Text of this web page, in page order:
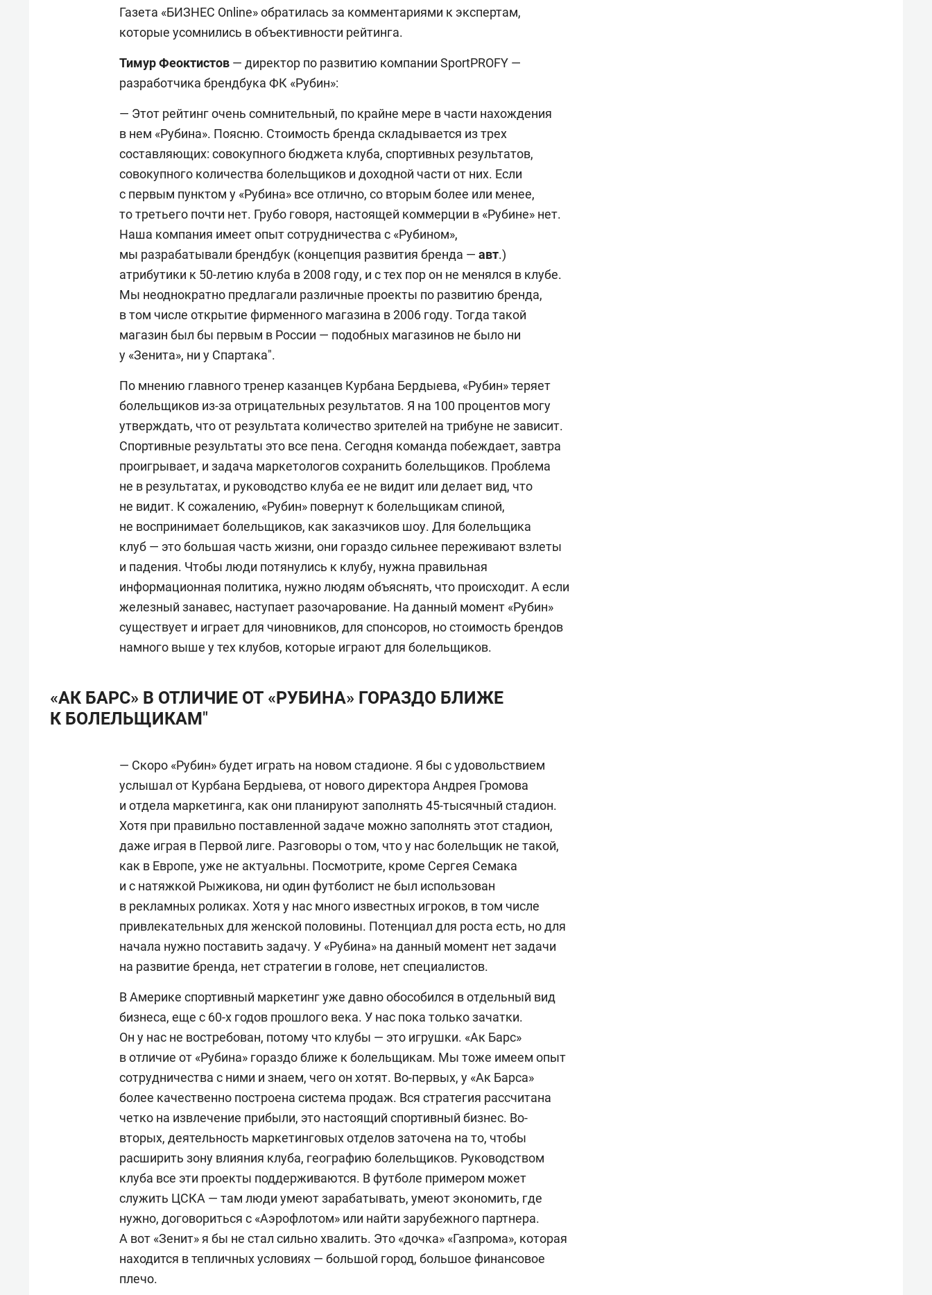
Газета «БИЗНЕС Online» обратилась за комментариями к экспертам,
которые усомнились в объективности рейтинга.
Тимур Феоктистов — директор по развитию компании SportPROFY —
разработчика брендбука ФК «Рубин»:
— Этот рейтинг очень сомнительный, по крайне мере в части нахождения
в нем «Рубина». Поясню. Стоимость бренда складывается из трех
составляющих: совокупного бюджета клуба, спортивных результатов,
совокупного количества болельщиков и доходной части от них. Если
с первым пунктом у «Рубина» все отлично, со вторым более или менее,
то третьего почти нет. Грубо говоря, настоящей коммерции в «Рубине» нет.
Наша компания имеет опыт сотрудничества с «Рубином»,
мы разрабатывали брендбук (концепция развития бренда — авт.)
атрибутики к 50-летию клуба в 2008 году, и с тех пор он не менялся в клубе.
Мы неоднократно предлагали различные проекты по развитию бренда,
в том числе открытие фирменного магазина в 2006 году. Тогда такой
магазин был бы первым в России — подобных магазинов не было ни
у «Зенита», ни у Спартака".
По мнению главного тренер казанцев Курбана Бердыева, «Рубин» теряет
болельщиков из-за отрицательных результатов. Я на 100 процентов могу
утверждать, что от результата количество зрителей на трибуне не зависит.
Спортивные результаты это все пена. Сегодня команда побеждает, завтра
проигрывает, и задача маркетологов сохранить болельщиков. Проблема
не в результатах, и руководство клуба ее не видит или делает вид, что
не видит. К сожалению, «Рубин» повернут к болельщикам спиной,
не воспринимает болельщиков, как заказчиков шоу. Для болельщика
клуб — это большая часть жизни, они гораздо сильнее переживают взлеты
и падения. Чтобы люди потянулись к клубу, нужна правильная
информационная политика, нужно людям объяснять, что происходит. А если
железный занавес, наступает разочарование. На данный момент «Рубин»
существует и играет для чиновников, для спонсоров, но стоимость брендов
намного выше у тех клубов, которые играют для болельщиков.
«АК БАРС» В ОТЛИЧИЕ ОТ «РУБИНА» ГОРАЗДО БЛИЖЕ
К БОЛЕЛЬЩИКАМ"
— Скоро «Рубин» будет играть на новом стадионе. Я бы с удовольствием
услышал от Курбана Бердыева, от нового директора Андрея Громова
и отдела маркетинга, как они планируют заполнять 45-тысячный стадион.
Хотя при правильно поставленной задаче можно заполнять этот стадион,
даже играя в Первой лиге. Разговоры о том, что у нас болельщик не такой,
как в Европе, уже не актуальны. Посмотрите, кроме Сергея Семака
и с натяжкой Рыжикова, ни один футболист не был использован
в рекламных роликах. Хотя у нас много известных игроков, в том числе
привлекательных для женской половины. Потенциал для роста есть, но для
начала нужно поставить задачу. У «Рубина» на данный момент нет задачи
на развитие бренда, нет стратегии в голове, нет специалистов.
В Америке спортивный маркетинг уже давно обособился в отдельный вид
бизнеса, еще с 60-х годов прошлого века. У нас пока только зачатки.
Он у нас не востребован, потому что клубы — это игрушки. «Ак Барс»
в отличие от «Рубина» гораздо ближе к болельщикам. Мы тоже имеем опыт
сотрудничества с ними и знаем, чего он хотят. Во-первых, у «Ак Барса»
более качественно построена система продаж. Вся стратегия рассчитана
четко на извлечение прибыли, это настоящий спортивный бизнес. Во-
вторых, деятельность маркетинговых отделов заточена на то, чтобы
расширить зону влияния клуба, географию болельщиков. Руководством
клуба все эти проекты поддерживаются. В футболе примером может
служить ЦСКА — там люди умеют зарабатывать, умеют экономить, где
нужно, договориться с «Аэрофлотом» или найти зарубежного партнера.
А вот «Зенит» я бы не стал сильно хвалить. Это «дочка» «Газпрома», которая
находится в тепличных условиях — большой город, большое финансовое
плечо.